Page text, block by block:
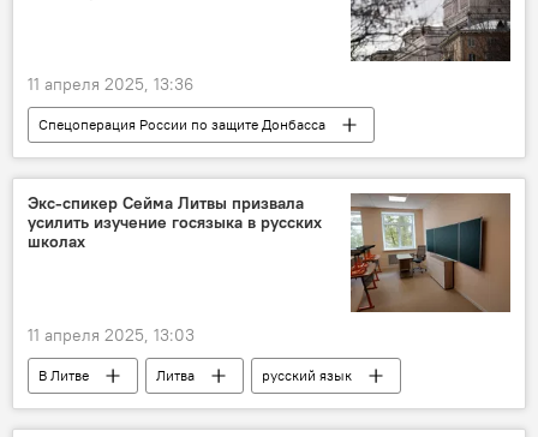
11 апреля 2025, 13:36
Спецоперация России по защите Донбасса
В России
Россия
Минобороны РФ
Украина
энергетика
ВС РФ
Экс-спикер Сейма Литвы призвала
усилить изучение госязыка в русских
школах
11 апреля 2025, 13:03
В Литве Литва
русский язык
литовский язык
русская школа